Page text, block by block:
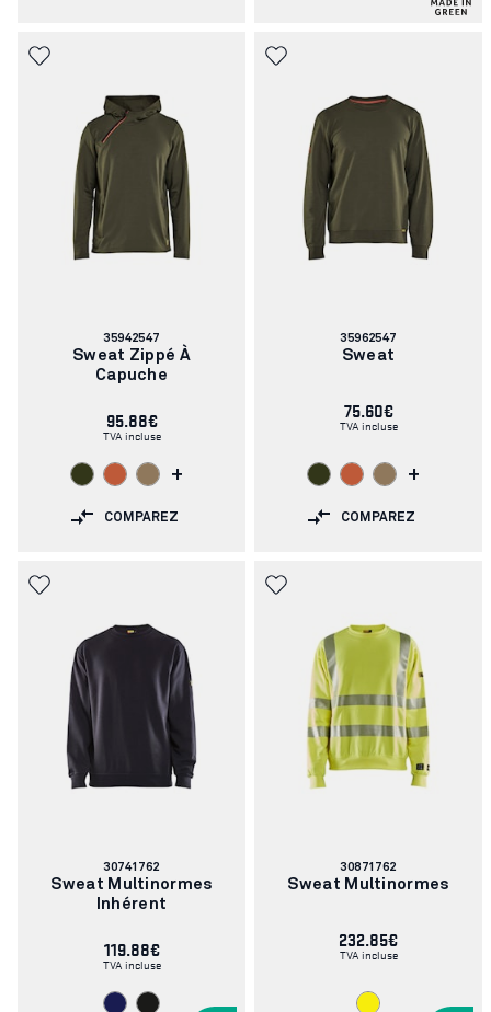
Numéro
d'article:
35942547
Sweat Zippé À
Capuche
95.88€
TVA incluse
+
COMPAREZ
Numéro
d'article:
35962547
Sweat
75.60€
TVA incluse
+
COMPAREZ
Numéro
d'article:
30741762
Sweat Multinormes
Inhérent
119.88€
TVA incluse
Numéro
d'article:
30871762
Sweat Multinormes
232.85€
TVA incluse